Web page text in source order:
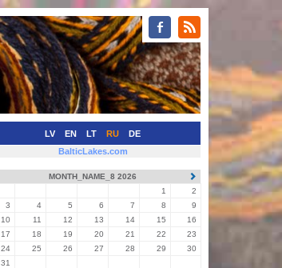
LV EN LT RU DE
BalticLakes.com
MONTH_NAME_8 2026
1
2
3
4 5 6 7 8
9
10
11 12 13 14 15
16
17
18 19 20 21 22
23
24
25 26 27 28 29
30
31